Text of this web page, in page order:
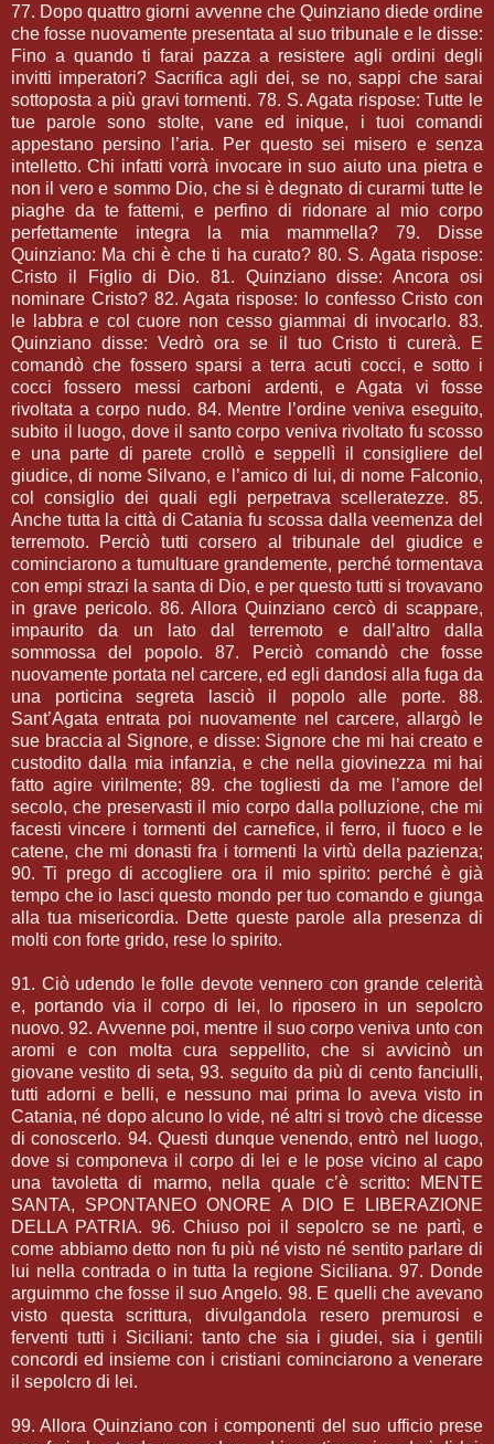
77. Dopo quattro giorni avvenne che Quinziano diede ordine
che fosse nuovamente presentata al suo tribunale e le disse:
Fino a quando ti farai pazza a resistere agli ordini degli
invitti imperatori? Sacrifica agli dei, se no, sappi che sarai
sottoposta a più gravi tormenti. 78. S. Agata rispose: Tutte le
tue parole sono stolte, vane ed inique, i tuoi comandi
appestano persino l’aria. Per questo sei misero e senza
intelletto. Chi infatti vorrà invocare in suo aiuto una pietra e
non il vero e sommo Dio, che si è degnato di curarmi tutte le
piaghe da te fattemi, e perfino di ridonare al mio corpo
perfettamente integra la mia mammella? 79. Disse
Quinziano: Ma chi è che ti ha curato? 80. S. Agata rispose:
Cristo il Figlio di Dio. 81. Quinziano disse: Ancora osi
nominare Cristo? 82. Agata rispose: Io confesso Cristo con
le labbra e col cuore non cesso giammai di invocarlo. 83.
Quinziano disse: Vedrò ora se il tuo Cristo ti curerà. E
comandò che fossero sparsi a terra acuti cocci, e sotto i
cocci fossero messi carboni ardenti, e Agata vi fosse
rivoltata a corpo nudo. 84. Mentre l’ordine veniva eseguito,
subito il luogo, dove il santo corpo veniva rivoltato fu scosso
e una parte di parete crollò e seppellì il consigliere del
giudice, di nome Silvano, e l’amico di lui, di nome Falconio,
col consiglio dei quali egli perpetrava scelleratezze. 85.
Anche tutta la città di Catania fu scossa dalla veemenza del
terremoto. Perciò tutti corsero al tribunale del giudice e
cominciarono a tumultuare grandemente, perché tormentava
con empi strazi la santa di Dio, e per questo tutti si trovavano
in grave pericolo. 86. Allora Quinziano cercò di scappare,
impaurito da un lato dal terremoto e dall’altro dalla
sommossa del popolo. 87. Perciò comandò che fosse
nuovamente portata nel carcere, ed egli dandosi alla fuga da
una porticina segreta lasciò il popolo alle porte. 88.
Sant’Agata entrata poi nuovamente nel carcere, allargò le
sue braccia al Signore, e disse: Signore che mi hai creato e
custodito dalla mia infanzia, e che nella giovinezza mi hai
fatto agire virilmente; 89. che togliesti da me l’amore del
secolo, che preservasti il mio corpo dalla polluzione, che mi
facesti vincere i tormenti del carnefice, il ferro, il fuoco e le
catene, che mi donasti fra i tormenti la virtù della pazienza;
90. Ti prego di accogliere ora il mio spirito: perché è già
tempo che io lasci questo mondo per tuo comando e giunga
alla tua misericordia. Dette queste parole alla presenza di
molti con forte grido, rese lo spirito.
91. Ciò udendo le folle devote vennero con grande celerità
e, portando via il corpo di lei, lo riposero in un sepolcro
nuovo. 92. Avvenne poi, mentre il suo corpo veniva unto con
aromi e con molta cura seppellito, che si avvicinò un
giovane vestito di seta, 93. seguito da più di cento fanciulli,
tutti adorni e belli, e nessuno mai prima lo aveva visto in
Catania, né dopo alcuno lo vide, né altri si trovò che dicesse
di conoscerlo. 94. Questi dunque venendo, entrò nel luogo,
dove si componeva il corpo di lei e le pose vicino al capo
una tavoletta di marmo, nella quale c’è scritto: MENTE
SANTA, SPONTANEO ONORE A DIO E LIBERAZIONE
DELLA PATRIA. 96. Chiuso poi il sepolcro se ne partì, e
come abbiamo detto non fu più né visto né sentito parlare di
lui nella contrada o in tutta la regione Siciliana. 97. Donde
arguimmo che fosse il suo Angelo. 98. E quelli che avevano
visto questa scrittura, divulgandola resero premurosi e
ferventi tutti i Siciliani: tanto che sia i giudei, sia i gentili
concordi ed insieme con i cristiani cominciarono a venerare
il sepolcro di lei.
99. Allora Quinziano con i componenti del suo ufficio prese